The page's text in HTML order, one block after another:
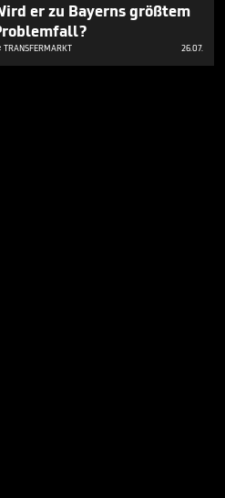
er zu Bayerns größtem
TRANSFERMARKT 26.07.